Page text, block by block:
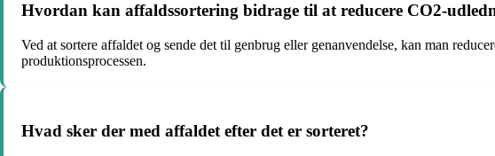
Hvordan kan affaldssortering bidrage til at reducere CO2-
Ved at sortere affaldet og sende det til genbrug eller genanvendelse, kan man
produktionsprocessen.
Hvad sker der med affaldet efter det er sorteret?